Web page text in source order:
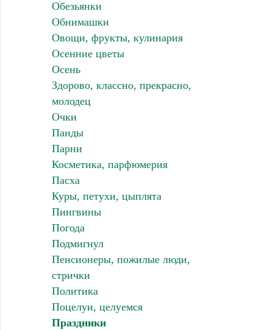
Обезьянки
Обнимашки
Овощи, фрукты, кулинария
Осенние цветы
Осень
Здорово, классно, прекрасно,
молодец
Очки
Панды
Парни
Косметика, парфюмерия
Пасха
Куры, петухи, цыплята
Пингвины
Погода
Подмигнул
Пенсионеры, пожилые люди,
стрички
Политика
Поцелуи, целуемся
Праздники